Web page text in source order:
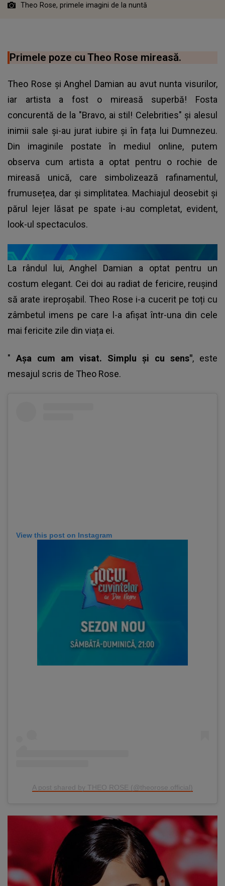
Theo Rose, primele imagini de la nuntă
Primele poze cu Theo Rose mireasă.
Theo Rose și Anghel Damian au avut nunta visurilor,
iar artista a fost o mireasă superbă! Fosta
concurentă de la "Bravo, ai stil! Celebrities" și alesul
inimii sale și-au jurat iubire și în fața lui Dumnezeu.
Din imaginile postate în mediul online, putem
observa cum artista a optat pentru o rochie de
mireasă unică, care simbolizează rafinamentul,
frumusețea, dar și simplitatea. Machiajul deosebit și
părul lejer lăsat pe spate i-au completat, evident,
look-ul spectaculos.
La rândul lui, Anghel Damian a optat pentru un
costum elegant. Cei doi au radiat de fericire, reuşind
să arate ireproșabil. Theo Rose i-a cucerit pe toți cu
zâmbetul imens pe care l-a afișat într-una din cele
mai fericite zile din viața ei.
" Așa cum am visat. Simplu și cu sens", este
mesajul scris de Theo Rose.
View this post on Instagram
A post shared by THEO ROSE (@theorose.official)